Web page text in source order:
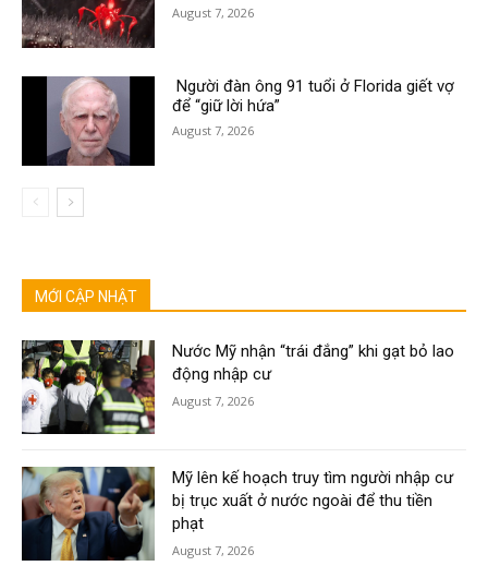
August 7, 2026
Người đàn ông 91 tuổi ở Florida giết vợ
để “giữ lời hứa”
August 7, 2026
MỚI CẬP NHẬT
Nước Mỹ nhận “trái đắng” khi gạt bỏ lao
động nhập cư
August 7, 2026
Mỹ lên kế hoạch truy tìm người nhập cư
bị trục xuất ở nước ngoài để thu tiền
phạt
August 7, 2026